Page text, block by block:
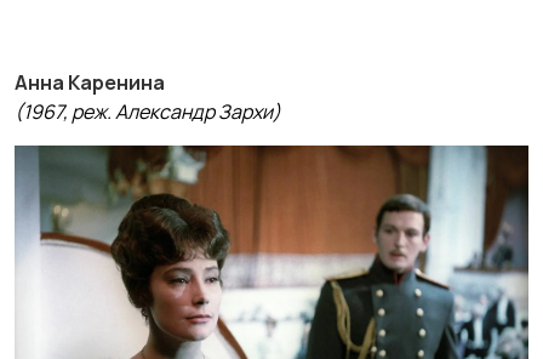
Анна Каренина
(1967, реж. Александр Зархи)